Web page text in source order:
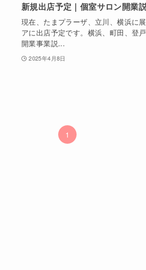
新規出店予定｜個室サロン開業
現在、たまプラーザ、立川、横浜に
アに出店予定です。横浜、町田、登
開業事業説...
2025年4月8日
1